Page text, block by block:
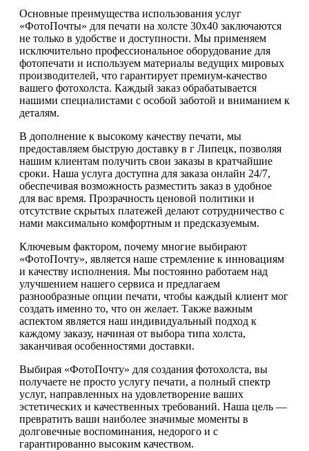
Основные преимущества использования услуг
«ФотоПочты» для печати на холсте 30х40 заключаются
не только в удобстве и доступности. Мы применяем
исключительно профессиональное оборудование для
фотопечати и используем материалы ведущих мировых
производителей, что гарантирует премиум-качество
вашего фотохолста. Каждый заказ обрабатывается
нашими специалистами с особой заботой и вниманием к
деталям.
В дополнение к высокому качеству печати, мы
предоставляем быструю доставку в г Липецк, позволяя
нашим клиентам получить свои заказы в кратчайшие
сроки. Наша услуга доступна для заказа онлайн 24/7,
обеспечивая возможность разместить заказ в удобное
для вас время. Прозрачность ценовой политики и
отсутствие скрытых платежей делают сотрудничество с
нами максимально комфортным и предсказуемым.
Ключевым фактором, почему многие выбирают
«ФотоПочту», является наше стремление к инновациям
и качеству исполнения. Мы постоянно работаем над
улучшением нашего сервиса и предлагаем
разнообразные опции печати, чтобы каждый клиент мог
создать именно то, что он желает. Также важным
аспектом является наш индивидуальный подход к
каждому заказу, начиная от выбора типа холста,
заканчивая особенностями доставки.
Выбирая «ФотоПочту» для создания фотохолста, вы
получаете не просто услугу печати, а полный спектр
услуг, направленных на удовлетворение ваших
эстетических и качественных требований. Наша цель —
превратить ваши наиболее значимые моменты в
долговечные воспоминания, недорого и с
гарантированно высоким качеством.